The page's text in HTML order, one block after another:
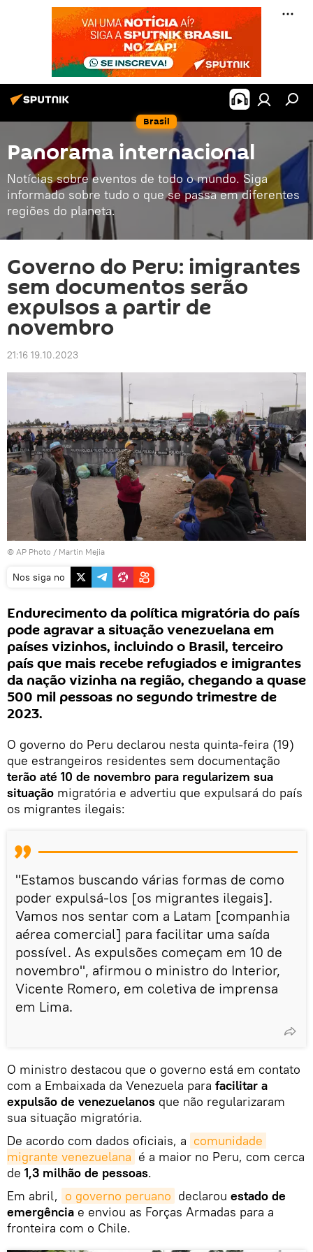
Brasil
Panorama internacional
Notícias sobre eventos de todo o mundo. Siga
informado sobre tudo o que se passa em diferentes
regiões do planeta.
Governo do Peru: imigrantes
sem documentos serão
expulsos a partir de
novembro
21:16 19.10.2023
© AP Photo / Martin Mejia
Nos siga no
Endurecimento da política migratória do país
pode agravar a situação venezuelana em
países vizinhos, incluindo o Brasil, terceiro
país que mais recebe refugiados e imigrantes
da nação vizinha na região, chegando a quase
500 mil pessoas no segundo trimestre de
2023.
O governo do Peru declarou nesta quinta-feira (19)
que estrangeiros residentes sem documentação
terão até 10 de novembro para regularizem sua
situação migratória e advertiu que expulsará do país
os migrantes ilegais:
"Estamos buscando várias formas de como
poder expulsá-los [os migrantes ilegais].
Vamos nos sentar com a Latam [companhia
aérea comercial] para facilitar uma saída
possível. As expulsões começam em 10 de
novembro", afirmou o ministro do Interior,
Vicente Romero, em coletiva de imprensa
em Lima.
O ministro destacou que o governo está em contato
com a Embaixada da Venezuela para facilitar a
expulsão de venezuelanos que não regularizaram
sua situação migratória.
De acordo com dados oficiais, a comunidade
migrante venezuelana é a maior no Peru, com cerca
de 1,3 milhão de pessoas.
Em abril, o governo peruano declarou estado de
emergência e enviou as Forças Armadas para a
fronteira com o Chile.